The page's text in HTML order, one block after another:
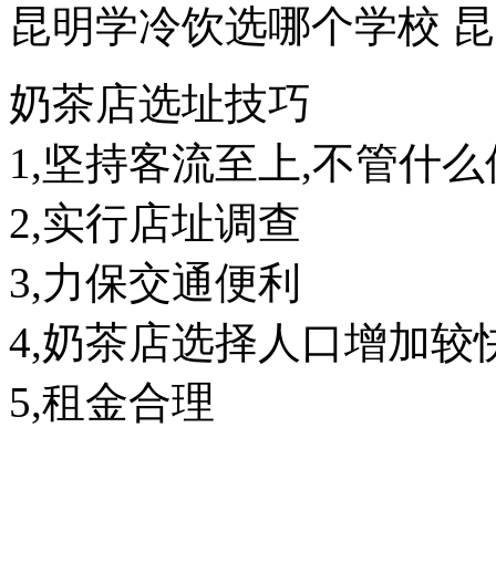
昆明学冷饮选哪个学校
奶茶店选址技巧
1,坚持客流至上,不管什
2,实行店址调查
3,力保交通便利
4,奶茶店选择人口增加较
5,租金合理